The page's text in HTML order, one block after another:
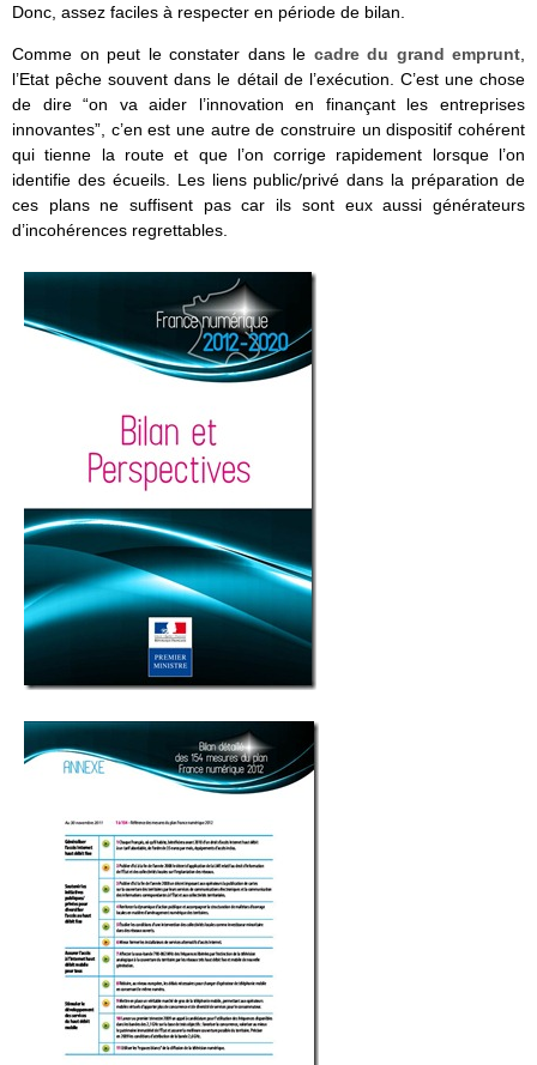
Donc, assez faciles à respecter en période de bilan.
Comme on peut le constater dans le cadre du grand emprunt
l’Etat pêche souvent dans le détail de l’exécution. C’est une chose
de dire “on va aider l’innovation en finançant les entreprises
innovantes”, c’en est une autre de construire un dispositif cohérent
qui tienne la route et que l’on corrige rapidement lorsque l’on
identifie des écueils. Les liens public/privé dans la préparation de
ces plans ne suffisent pas car ils sont eux aussi générateurs
d’incohérences regrettables.